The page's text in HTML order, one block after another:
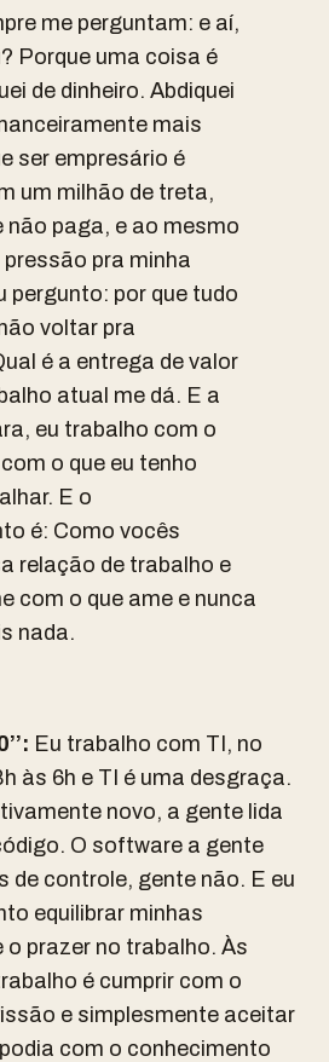
me perguntam: e aí,
Porque uma coisa é
de dinheiro. Abdiquei
mais
ser empresário é
um milhão de treta,
não paga, e ao mesmo
pra minha
pergunto: por que tudo
voltar pra
é a entrega de valor
atual me dá. E a
eu trabalho com o
o que eu tenho
E o
é: Como vocês
relação de trabalho e
com o que ame e nunca
nada.
Eu trabalho com TI, no
às 6h e TI é uma desgraça.
novo, a gente lida
O software a gente
de controle, gente não. E eu
equilibrar minhas
prazer no trabalho. Às
é cumprir com o
e simplesmente aceitar
com o conhecimento